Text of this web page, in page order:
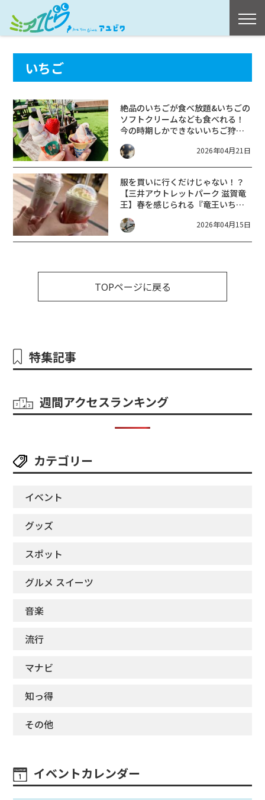
いちご
絶品のいちごが食べ放題&いちごの
ソフトクリームなども食べれる！
今の時期しかできないいちご狩り
ができる河西いちご園を紹介！
2026年04月21日
服を買いに行くだけじゃない！？
【三井アウトレットパーク 滋賀竜
王】春を感じられる『竜王いちご
フェア』に行ってきました！
2026年04月15日
TOPページに戻る
特集記事
週間アクセスランキング
カテゴリー
イベント
グッズ
スポット
グルメ スイーツ
音楽
流行
マナビ
知っ得
その他
イベントカレンダー